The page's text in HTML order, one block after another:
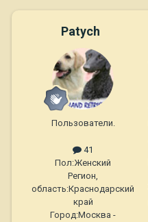
Patych
Пользователи.
41
Пол:Женский
Регион,
область:Краснодарский
край
Город:Москва -